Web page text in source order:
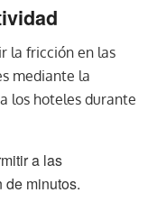
la fricción en las
mediante la
los hoteles durante
a las
de minutos.